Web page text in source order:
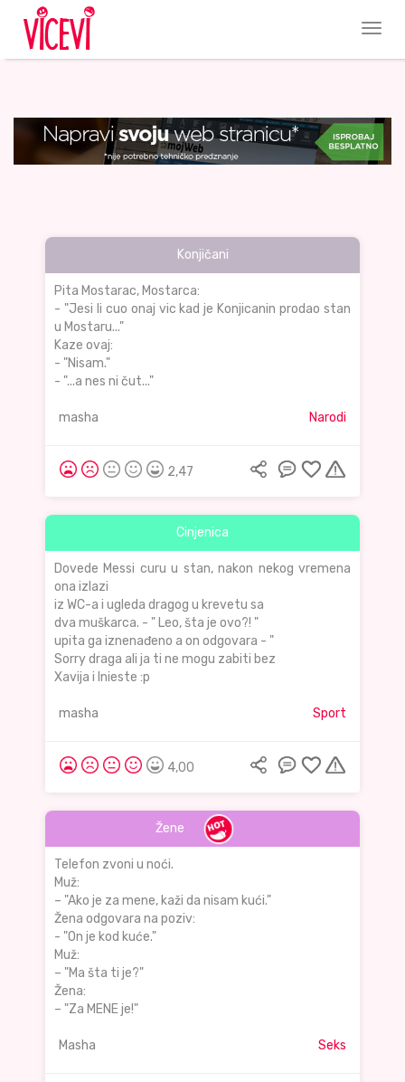
Konjičani
Pita Mostarac, Mostarca:
- "Jesi li cuo onaj vic kad je Konjicanin prodao stan
u Mostaru..."
Kaze ovaj:
- "Nisam."
- "...a nes ni čut..."
masha Narodi
2,47
Cinjenica
Dovede Messi curu u stan, nakon nekog vremena
ona izlazi
iz WC-a i ugleda dragog u krevetu sa
dva muškarca. - " Leo, šta je ovo?! "
upita ga iznenađeno a on odgovara - "
Sorry draga ali ja ti ne mogu zabiti bez
Xavija i Inieste :p
masha Sport
4,00
Žene
Telefon zvoni u noći.
Muž:
– "Ako je za mene, kaži da nisam kući."
Žena odgovara na poziv:
- "On je kod kuće."
Muž:
– "Ma šta ti je?"
Žena:
– "Za MENE je!"
Masha Seks